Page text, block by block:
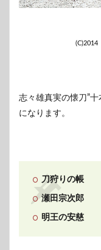
(C)2014
志々雄真実の懐刀”
になります。
刀狩りの帳
瀬田宗次郎
明王の安慈